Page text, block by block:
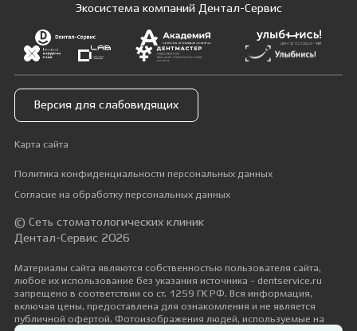
Экосистема компаний Дентал-Сервис
Версия для слабовидящих
Карта сайта
Политика конфиденциальности персональных данных
Согласие на обработку персональных данных
© Сеть стоматологических клиник
Дентал-Сервис 2026
Материалы сайта являются собственностью пользователя сайта,
любое их использование без указания источника - dentservice.ru
запрещено в соответствии со ст. 1259 ГК РФ. Вся информация,
включая цены, предоставлена для ознакомления и не является
публичной офертой. Фотоизображения людей, используемые на